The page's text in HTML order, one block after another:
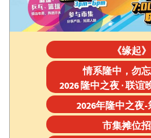
《缘起》
情系隆中，勿忘
2026 隆中之夜 · 联
2026年隆中之夜
市集摊位